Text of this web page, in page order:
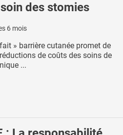
des stomies
6 mois
» barrière cutanée promet de
de coûts des soins de
...